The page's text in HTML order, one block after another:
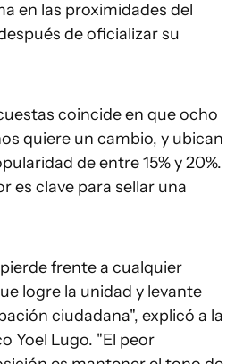
en las proximidades del
de oficializar su
coincide en que ocho
quiere un cambio, y ubican
de entre 15% y 20%.
es clave para sellar una
frente a cualquier
logre la unidad y levante
ciudadana", explicó a la
Yoel Lugo. "El peor